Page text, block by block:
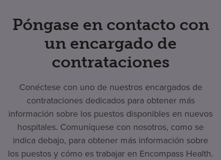
Póngase en contacto con
un encargado de
contrataciones
Conéctese con uno de nuestros encargados de
contrataciones dedicados para obtener más
información sobre los puestos disponibles en nuevos
hospitales. Comuníquese con nosotros, como se
indica debajo, para obtener más información sobre
los puestos y cómo es trabajar en Encompass Health.